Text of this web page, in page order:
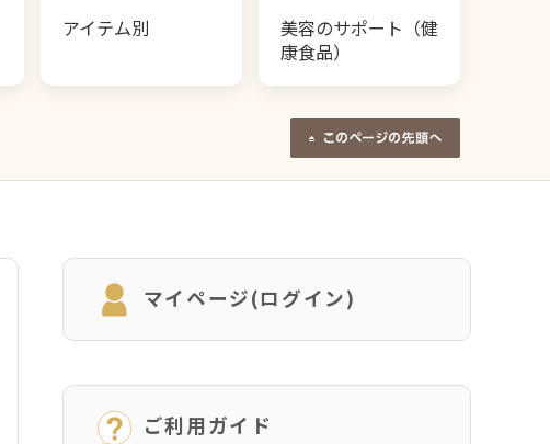
アイテム別
美容のサポート（健
康食品）
マイページ(ログイン)
ご利用ガイド